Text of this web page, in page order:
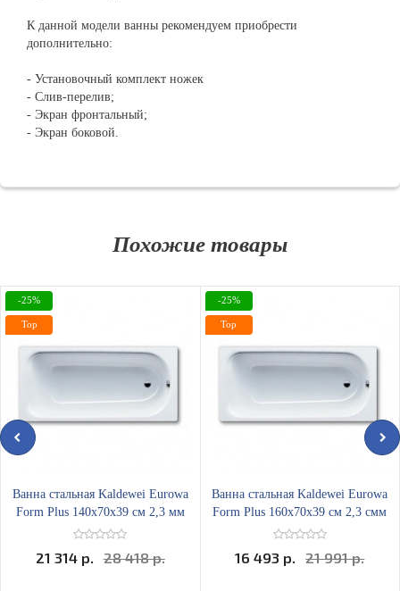
К данной модели ванны рекомендуем приобрести
дополнительно:
- Установочный комплект ножек
- Слив-перелив;
- Экран фронтальный;
- Экран боковой.
Похожие товары
Ванна стальная Kaldewei Eurowa
Form Plus 140х70x39 см 2,3 мм
21 314 р. 28 418 р.
-25%
Top
Ванна стальная Kaldewei Eurowa
Form Plus 160х70x39 см 2,3 смм
16 493 р. 21 991 р.
-25%
Top